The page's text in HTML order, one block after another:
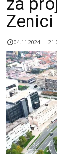
za
Zenici
04.11.2024. |